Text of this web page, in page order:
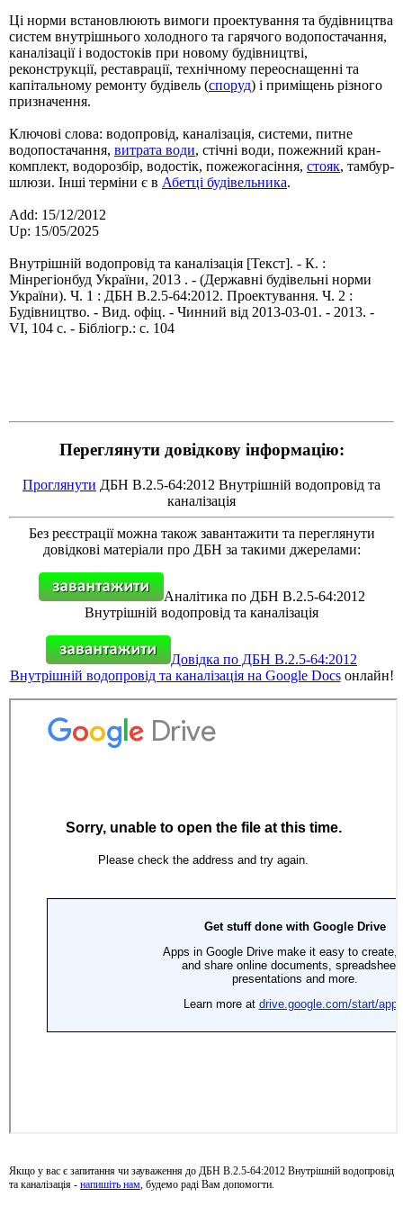
Ці норми встановлюють вимоги проектування та будівництва
систем внутрішнього холодного та гарячого водопостачання,
каналізації і водостоків при новому будівництві,
реконструкції, реставрації, технічному переоснащенні та
капітальному ремонту будівель (споруд) і приміщень різного
призначення.
Ключові слова: водопровід, каналізація, системи, питне
водопостачання, витрата води, стічні води, пожежний кран-
комплект, водорозбір, водостік, пожежогасіння, стояк, тамбур-
шлюзи. Інші терміни є в Абетці будівельника.
Add: 15/12/2012
Up: 15/05/2025
Внутрішній водопровід та каналізація [Текст]. - К. :
Мінрегіонбуд України, 2013 . - (Державні будівельні норми
України). Ч. 1 : ДБН В.2.5-64:2012. Проектування. Ч. 2 :
Будівництво. - Вид. офіц. - Чинний від 2013-03-01. - 2013. -
VI, 104 с. - Бібліогр.: с. 104
Переглянути довідкову інформацію:
Проглянути ДБН В.2.5-64:2012 Внутрішній водопровід та
каналізація
Без реєстрації можна також завантажити та переглянути
довідкові матеріали про ДБН за такими джерелами:
Аналітика по ДБН В.2.5-64:2012
Внутрішній водопровід та каналізація
Довідка по ДБН В.2.5-64:2012
Внутрішній водопровід та каналізація на Google Docsонлайн!
Якщо у вас є запитання чи зауваження до ДБН В.2.5-64:2012 Внутрішній водопровід
та каналізація - напишіть нам, будемо раді Вам допомогти.